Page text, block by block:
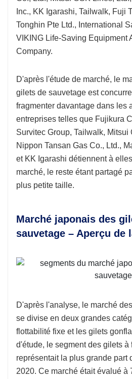
Inc., KK Igarashi, Tailwalk, Fuji
Tonghin Pte Ltd., International
VIKING Life-Saving Equipment
Company.
D'après l'étude de marché, le
gilets de sauvetage est
fragmenter davantage dans les
entreprises telles que Fujikura
Survitec Group, Tailwalk, Mitsui
Nippon Tansan Gas Co., Ltd.,
et KK Igarashi détiennent à
marché, le reste étant partagé
plus petite taille.
Marché japonais des
sauvetage – Aperçu de
D'après l'analyse, le marché
se divise en deux grandes
flottabilité fixe et les gilets
d'étude, le segment des gilets à
représentait la plus grande part
2020. Ce marché était évalué à